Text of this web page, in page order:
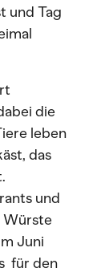
und Tag
die
leben
das
und
Würste
Juni
für den